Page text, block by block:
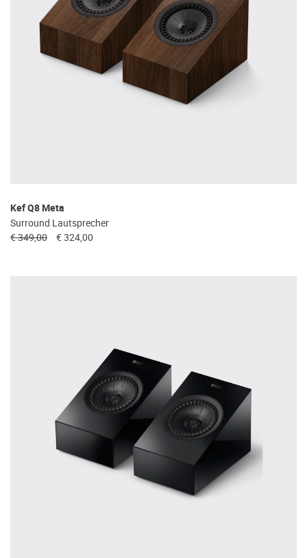
Kef Q8 Meta
Surround Lautsprecher
€ 349,00
€ 324,00